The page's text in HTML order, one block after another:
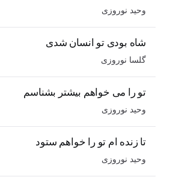
وحید نوروزی
شاه بودی تو انسان شدی
گلسا نوروزی
تو را می خواهم بیشتر بشناسم
وحید نوروزی
تا زنده ام تو را خواهم ستود
وحید نوروزی